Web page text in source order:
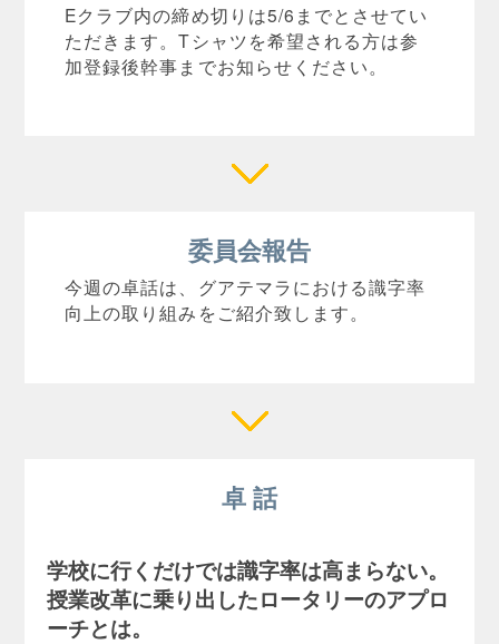
Eクラブ内の締め切りは5/6までとさせてい
ただきます。Tシャツを希望される方は参
加登録後幹事までお知らせください。
委員会報告
今週の卓話は、グアテマラにおける識字率
向上の取り組みをご紹介致します。
卓 話
学校に行くだけでは識字率は高まらない。
授業改革に乗り出したロータリーのアプロ
ーチとは。